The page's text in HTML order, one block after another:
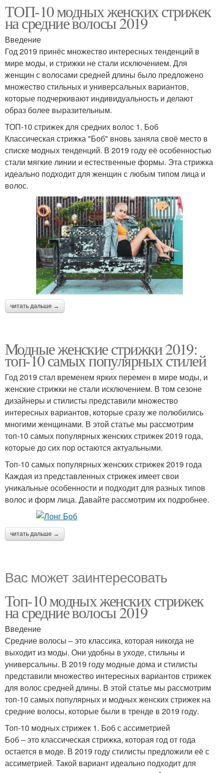
ТОП-10 модных женских стрижек
на средние волосы 2019
Введение
Год 2019 принёс множество интересных тенденций в
мире моды, и стрижки не стали исключением. Для
женщин с волосами средней длины было предложено
множество стильных и универсальных вариантов,
которые подчеркивают индивидуальность и делают
образ более выразительным.
ТОП-10 стрижек для средних волос 1. Боб
Классическая стрижка "Боб" вновь заняла своё место в
списке модных тенденций. В 2019 году её особенностью
стали мягкие линии и естественные формы. Эта стрижка
идеально подходит для женщин с любым типом лица и
волос.
читать дальше →
Модные женские стрижки 2019:
топ-10 самых популярных стилей
Год 2019 стал временем ярких перемен в мире моды, и
женские стрижки не стали исключением. В том сезоне
дизайнеры и стилисты представили множество
интересных вариантов, которые сразу же полюбились
многими женщинами. В этой статье мы рассмотрим
топ-10 самых популярных женских стрижек 2019 года,
которые до сих пор остаются актуальными.
Топ-10 самых популярных женских стрижек 2019 года
Каждая из представленных стрижек имеет свои
уникальные особенности и подходит для разных типов
волос и форм лица. Давайте рассмотрим их подробнее.
читать дальше →
Вас может заинтересовать
Топ-10 модных женских стрижек
на средние волосы 2019
Введение
Средние волосы – это классика, которая никогда не
выходит из моды. Они удобны в уходе, стильны и
универсальны. В 2019 году модные дома и стилисты
представили множество интересных вариантов стрижек
для волос средней длины. В этой статье мы рассмотрим
топ-10 самых популярных и модных женских стрижек на
средние волосы, которые были в тренде в 2019 году.
Топ-10 модных стрижек 1. Боб с ассиметрией
Боб – это классическая стрижка, которая год от года
остается в моде. В 2019 году стилисты предложили её с
ассиметрией. Такой вариант идеально подходит для